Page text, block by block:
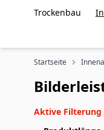
Trockenbau
Startseite
Aktive Filterung